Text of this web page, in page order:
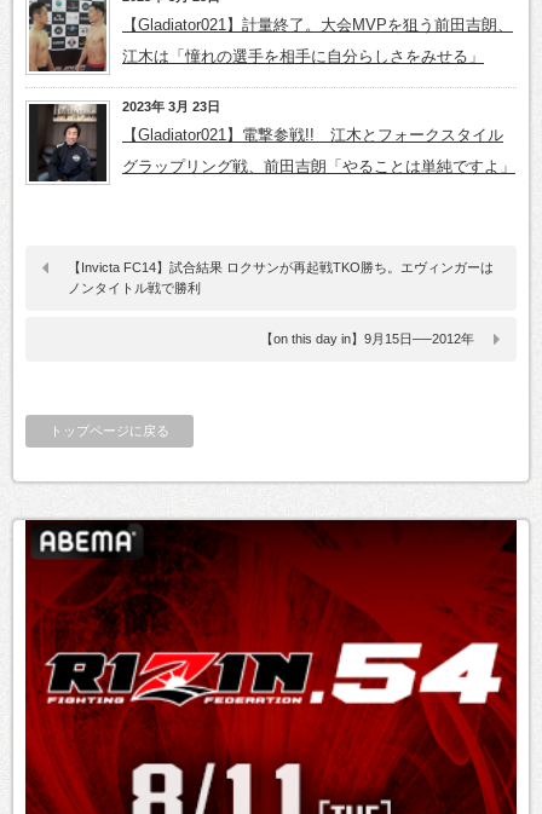
【Gladiator021】計量終了。大会MVPを狙う前田吉朗、
江木は「憧れの選手を相手に自分らしさをみせる」
2023年 3月 23日
【Gladiator021】電撃参戦!! 江木とフォークスタイル
グラップリング戦、前田吉朗「やることは単純ですよ」
【Invicta FC14】試合結果 ロクサンが再起戦TKO勝ち。エヴィンガーは
ノンタイトル戦で勝利
【on this day in】9月15日──2012年
トップページに戻る